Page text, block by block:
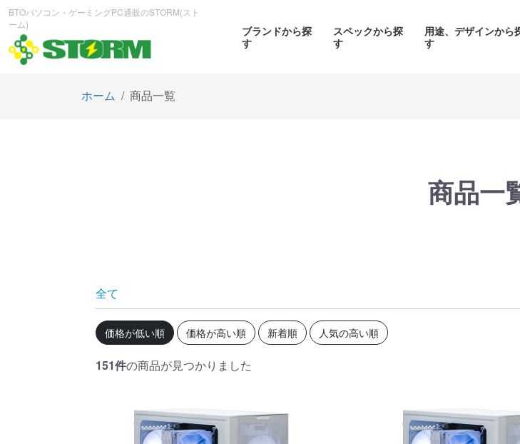
BTOパソコン・ゲーミングPC通販のSTORM(スト
ーム)
ブランドから探
す
スペックから探
す
用途、デザインから
す
初心者の方、「どのPCを選
べばいいかわからない」そ
んな方にこそ選んでほし
い、エントリーモデルで
す。
360mm簡易水冷と曲面
OLEDを搭載したハイエン
ドモデル。美しさと冷却性
ホーム 商品一覧
商品一
全て
価格が低い順 価格が高い順 新着順 人気の高い順
151件の商品が見つかりました